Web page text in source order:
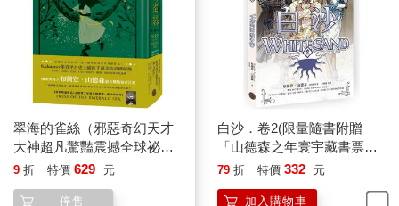
翠海的雀絲（邪惡奇幻天才
大神超凡驚豔震撼全球祕密
計畫，限量典藏豪華全彩精
「雀絲的追尋」）
9 折 特價 629 元
停售
白沙．卷2(限量隨書附贈
「山德森之年寰宇藏書票．
御沙而行」，邪惡奇幻天才
說全彩精緻完整版！)
79 折 特價 332 元
加入購物車